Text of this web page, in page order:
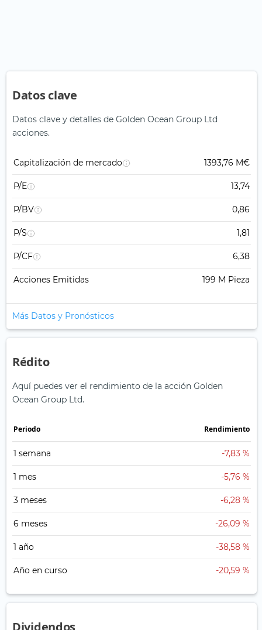
Datos clave
Datos clave y detalles de Golden Ocean Group Ltd
acciones.
Capitalización de mercado 1393,76 M€
P/E 13,74
P/BV 0,86
P/S 1,81
P/CF 6,38
Acciones Emitidas 199 M Pieza
Más Datos y Pronósticos
Rédito
Aquí puedes ver el rendimiento de la acción Golden
Ocean Group Ltd.
Periodo Rendimiento
1 semana -7,83 %
1 mes -5,76 %
3 meses -6,28 %
6 meses -26,09 %
1 año -38,58 %
Año en curso -20,59 %